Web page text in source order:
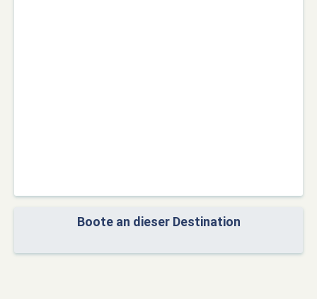
Boote an dieser Destination